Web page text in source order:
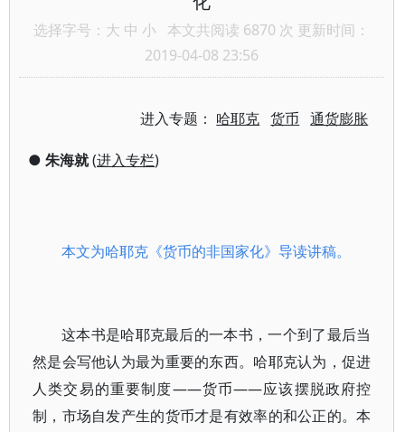
选择字号： 大 中 小 本文共阅读 6870 次 更新时间：
2019-04-08 23:56
进入专题： 哈耶克 货币 通货膨胀
● 朱海就(进入专栏)
本文为哈耶克《货币的非国家化》导读讲稿。
这本书是哈耶克最后的一本书，一个到了最后当
然是会写他认为最为重要的东西。哈耶克认为，促进
人类交易的重要制度——货币——应该摆脱政府控
制，市场自发产生的货币才是有效率的和公正的。本